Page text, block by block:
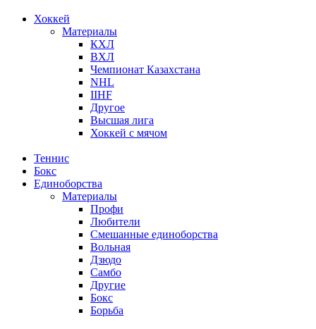
Хоккей
Материалы
КХЛ
ВХЛ
Чемпионат Казахстана
NHL
IIHF
Другое
Высшая лига
Хоккей с мячом
Теннис
Бокс
Единоборства
Материалы
Профи
Любители
Смешанные единоборства
Вольная
Дзюдо
Самбо
Другие
Бокс
Борьба